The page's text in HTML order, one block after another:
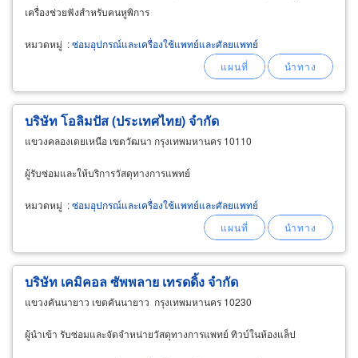
เครื่องช่วยฟังสำหรับคนหูพิการ
หมวดหมู่ :ซ่อมอุปกรณ์และเครื่องใช้แพทย์และศัลยแพทย์
บริษัท โอลิมปัส (ประเทศไทย) จำกัด
แขวงคลองเตยเหนือ เขตวัฒนา กรุงเทพมหานคร 10110
ผู้รับซ่อมและให้บริการวัสดุทางการแพทย์
หมวดหมู่ :ซ่อมอุปกรณ์และเครื่องใช้แพทย์และศัลยแพทย์
บริษัท เคมิคอล ซัพพลาย เทรดดิ้ง จำกัด
แขวงคันนายาว เขตคันนายาว กรุงเทพมหานคร 10230
ผู้นำเข้า รับซ่อมและจัดจำหน่ายวัสดุทางการแพทย์ ทิวบ์ในห้องแล็ป